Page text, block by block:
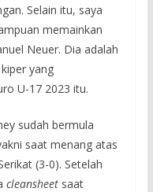
Selain itu, saya
memainkan
Neuer. Dia adalah
yang
U-17 2023 itu.
sudah bermula
saat menang atas
(3-0). Setelah
cleansheet saat